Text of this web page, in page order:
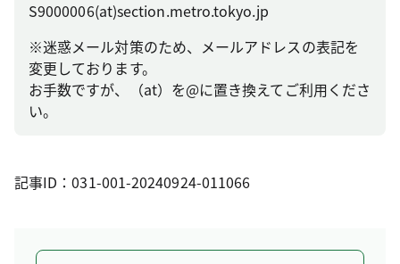
S9000006(at)section.metro.tokyo.jp
※迷惑メール対策のため、メールアドレスの表記を
変更しております。
お手数ですが、（at）を@に置き換えてご利用くださ
い。
記事ID：031-001-20240924-011066